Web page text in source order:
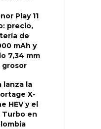
Play 11
precio,
de
mAh y
7,34 mm
grosor
lanza la
X-
HEV y el
Turbo en